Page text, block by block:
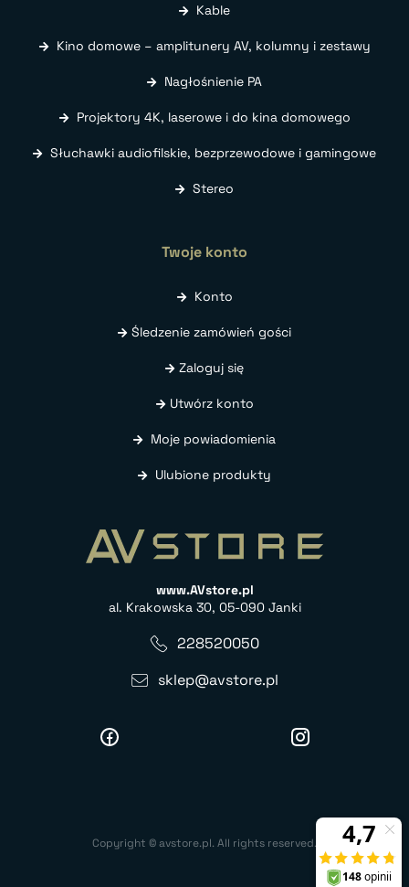
Kable
Kino domowe – amplitunery AV, kolumny i zestawy
Nagłośnienie PA
Projektory 4K, laserowe i do kina domowego
Słuchawki audiofilskie, bezprzewodowe i gamingowe
Stereo
Twoje konto
Konto
Śledzenie zamówień gości
Zaloguj się
Utwórz konto
Moje powiadomienia
Ulubione produkty
www.AVstore.pl
al. Krakowska 30, 05-090 Janki
228520050
sklep@avstore.pl
Copyright © avstore.pl. All rights reserved.